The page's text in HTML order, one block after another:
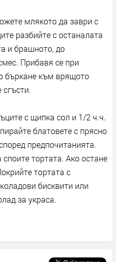
млякото да заври с
разбийте с останалата
и брашното, до
Прибавя се при
бъркане към врящото
с щипка сол и 1/2 ч.ч.
блатовете с прясно
предпочитанията.
тортата. Ако остане
тортата с
бисквити или
за украса.